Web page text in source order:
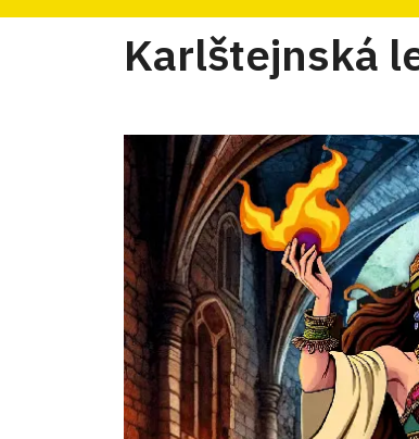
Karlštejnská